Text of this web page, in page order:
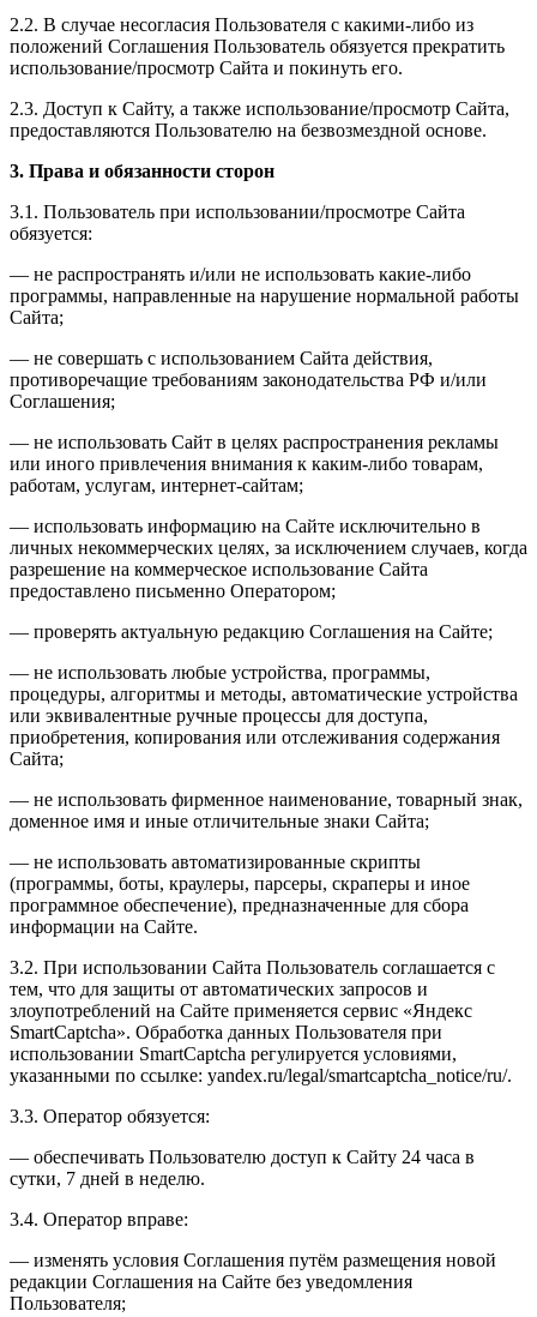
2.2. В случае несогласия Пользователя с какими-либо из
положений Соглашения Пользователь обязуется прекратить
использование/просмотр Сайта и покинуть его.
2.3. Доступ к Сайту, а также использование/просмотр Сайта,
предоставляются Пользователю на безвозмездной основе.
3. Права и обязанности сторон
3.1. Пользователь при использовании/просмотре Сайта
обязуется:
— не распространять и/или не использовать какие-либо
программы, направленные на нарушение нормальной работы
Сайта;
— не совершать с использованием Сайта действия,
противоречащие требованиям законодательства РФ и/или
Соглашения;
— не использовать Сайт в целях распространения рекламы
или иного привлечения внимания к каким-либо товарам,
работам, услугам, интернет-сайтам;
— использовать информацию на Сайте исключительно в
личных некоммерческих целях, за исключением случаев, когда
разрешение на коммерческое использование Сайта
предоставлено письменно Оператором;
— проверять актуальную редакцию Соглашения на Сайте;
— не использовать любые устройства, программы,
процедуры, алгоритмы и методы, автоматические устройства
или эквивалентные ручные процессы для доступа,
приобретения, копирования или отслеживания содержания
Сайта;
— не использовать фирменное наименование, товарный знак,
доменное имя и иные отличительные знаки Сайта;
— не использовать автоматизированные скрипты
(программы, боты, краулеры, парсеры, скраперы и иное
программное обеспечение), предназначенные для сбора
информации на Сайте.
3.2. При использовании Сайта Пользователь соглашается с
тем, что для защиты от автоматических запросов и
злоупотреблений на Сайте применяется сервис «Яндекс
SmartCaptcha». Обработка данных Пользователя при
использовании SmartCaptcha регулируется условиями,
указанными по ссылке: yandex.ru/legal/smartcaptcha_notice/ru/.
3.3. Оператор обязуется:
— обеспечивать Пользователю доступ к Сайту 24 часа в
сутки, 7 дней в неделю.
3.4. Оператор вправе:
— изменять условия Соглашения путём размещения новой
редакции Соглашения на Сайте без уведомления
Пользователя;